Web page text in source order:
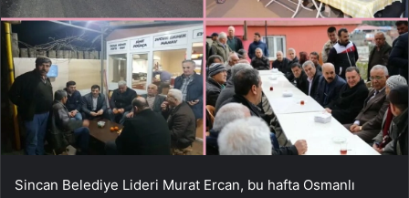
Sincan Belediye Lideri Murat Ercan, bu hafta Osmanlı